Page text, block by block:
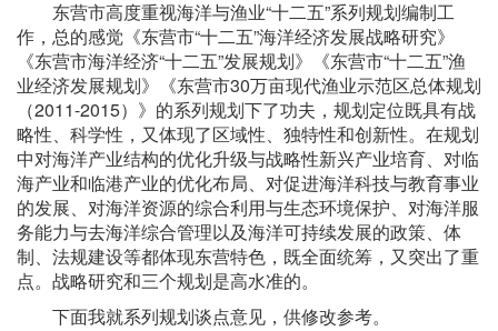
东营市高度重视海洋与渔业“十二五”系列规划编制工
作，总的感觉《东营市“十二五”海洋经济发展战略研究》
《东营市海洋经济“十二五”发展规划》《东营市“十二五”渔
业经济发展规划》《东营市30万亩现代渔业示范区总体规划
（2011-2015）》的系列规划下了功夫，规划定位既具有战
略性、科学性，又体现了区域性、独特性和创新性。在规划
中对海洋产业结构的优化升级与战略性新兴产业培育、对临
海产业和临港产业的优化布局、对促进海洋科技与教育事业
的发展、对海洋资源的综合利用与生态环境保护、对海洋服
务能力与去海洋综合管理以及海洋可持续发展的政策、体
制、法规建设等都体现东营特色，既全面统筹，又突出了重
点。战略研究和三个规划是高水准的。
下面我就系列规划谈点意见，供修改参考。